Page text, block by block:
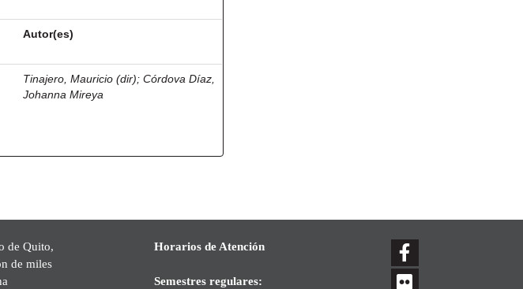
Autor(es)
Tinajero, Mauricio (dir);Córdova Díaz,
Johanna Mireya
de Quito,
de miles
Horarios de Atención
Semestres regulares: